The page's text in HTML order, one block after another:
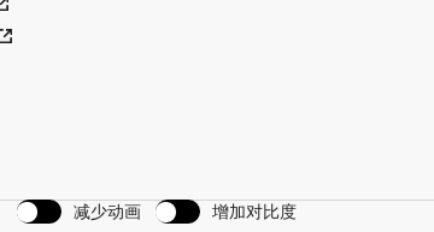
减少动画 增加对比度